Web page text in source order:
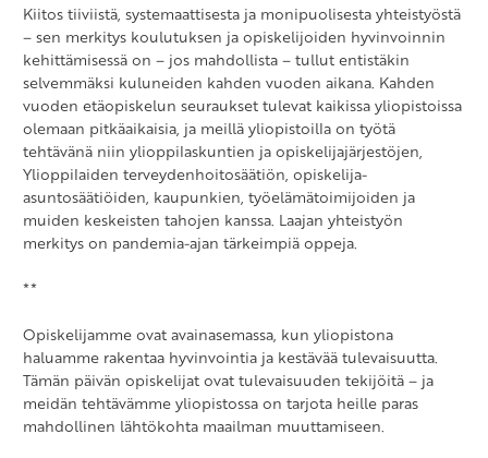
Kiitos tiiviistä, systemaattisesta ja monipuolisesta yhteistyöstä
– sen merkitys koulutuksen ja opiskelijoiden hyvinvoinnin
kehittämisessä on – jos mahdollista – tullut entistäkin
selvemmäksi kuluneiden kahden vuoden aikana. Kahden
vuoden etäopiskelun seuraukset tulevat kaikissa yliopistoissa
olemaan pitkäaikaisia, ja meillä yliopistoilla on työtä
tehtävänä niin ylioppilaskuntien ja opiskelijajärjestöjen,
Ylioppilaiden terveydenhoitosäätiön, opiskelija-
asuntosäätiöiden, kaupunkien, työelämätoimijoiden ja
muiden keskeisten tahojen kanssa. Laajan yhteistyön
merkitys on pandemia-ajan tärkeimpiä oppeja.
**
Opiskelijamme ovat avainasemassa, kun yliopistona
haluamme rakentaa hyvinvointia ja kestävää tulevaisuutta.
Tämän päivän opiskelijat ovat tulevaisuuden tekijöitä – ja
meidän tehtävämme yliopistossa on tarjota heille paras
mahdollinen lähtökohta maailman muuttamiseen.